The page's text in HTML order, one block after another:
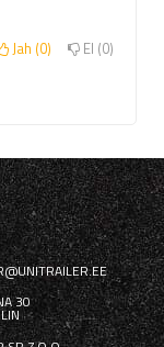
Jah 0 EI 0
30